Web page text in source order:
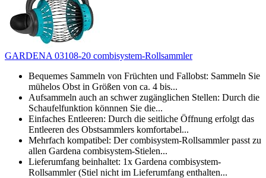
GARDENA 03108-20 combisystem-Rollsammler
Bequemes Sammeln von Früchten und Fallobst: Sammeln Sie
mühelos Obst in Größen von ca. 4 bis...
Aufsammeln auch an schwer zugänglichen Stellen: Durch die
Schaufelfunktion könnnen Sie die...
Einfaches Entleeren: Durch die seitliche Öffnung erfolgt das
Entleeren des Obstsammlers komfortabel...
Mehrfach kompatibel: Der combisystem-Rollsammler passt zu
allen Gardena combisystem-Stielen...
Lieferumfang beinhaltet: 1x Gardena combisystem-
Rollsammler (Stiel nicht im Lieferumfang enthalten...